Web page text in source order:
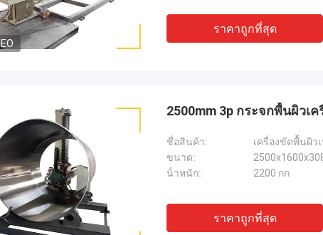
ราคาถูกที่สุด
2500mm 3p กระจกพื้นผิวเ
ชื่อสินค้า:
เครื่องขัดพื้นผิว
ขนาด:
น้ําหนัก:
2200 กก
ราคาถูกที่สุด